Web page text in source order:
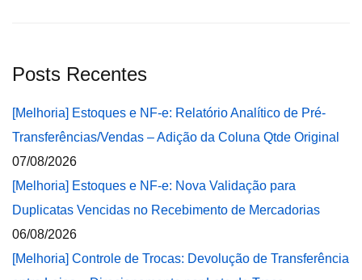
Posts Recentes
[Melhoria] Estoques e NF-e: Relatório Analítico de Pré-
Transferências/Vendas – Adição da Coluna Qtde Original
07/08/2026
[Melhoria] Estoques e NF-e: Nova Validação para
Duplicatas Vencidas no Recebimento de Mercadorias
06/08/2026
[Melhoria] Controle de Trocas: Devolução de Transferência